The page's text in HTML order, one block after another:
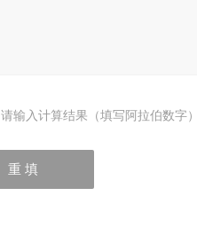
请输入计算结果（填写阿拉伯数字